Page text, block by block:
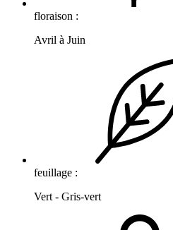
floraison :
Avril à Juin
feuillage :
Vert - Gris-vert